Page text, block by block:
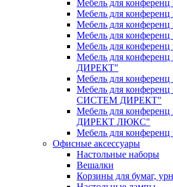
Мебель для
Мебель для
Мебель для конференц
Мебель для
Мебель для
Мебель для
ДИРЕКТ"
Мебель для
Мебель для
СИСТЕМ ДИРЕКТ"
Мебель для
ДИРЕКТ ЛЮКС"
Мебель для конференц
Офисные аксессуары
Настольные наборы
Вешалки
Корзины для бумаг,